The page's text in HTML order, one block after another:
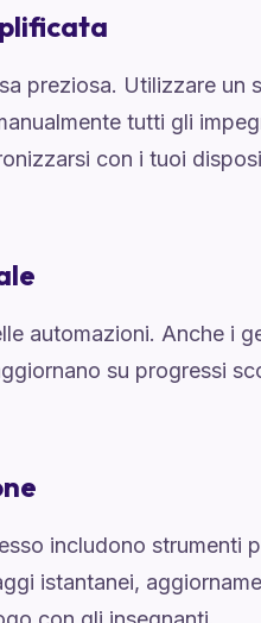
preziosa. Utilizzare un
tutti gli
con i tuoi
automazioni. Anche i
su progressi
includono strumenti
istantanei,